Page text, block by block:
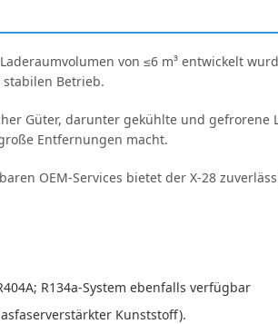
von ≤6 m³ entwickelt
Betrieb.
Güter, darunter gekühlte und gefrorene
Entfernungen macht.
OEM-Services bietet der X-28
R134a-System ebenfalls verfügbar
Kunststoff).